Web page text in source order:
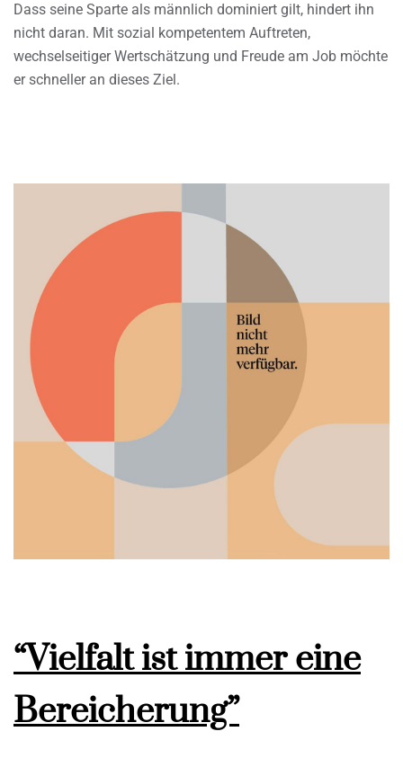
Dass seine Sparte als männlich dominiert gilt, hindert ihn
nicht daran. Mit sozial kompetentem Auftreten,
wechselseitiger Wertschätzung und Freude am Job möchte
er schneller an dieses Ziel.
“Vielfalt ist immer eine
Bereicherung”